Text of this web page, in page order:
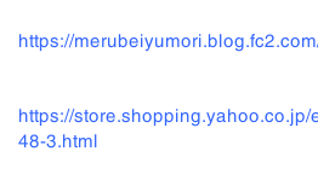
https://
https://
48-3.html